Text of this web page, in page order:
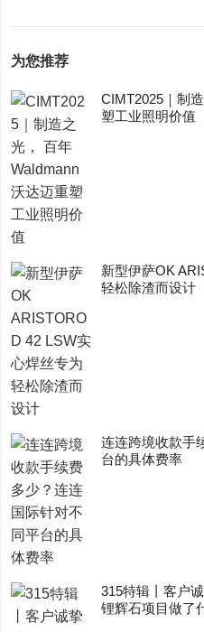
为您推荐
CIMT2025｜制
塑工业照明价值
新型伊萨OK
轻松除渣而设计
连连跨境收款手
台的具体费率
315特辑丨客户
锂辉石项目做了